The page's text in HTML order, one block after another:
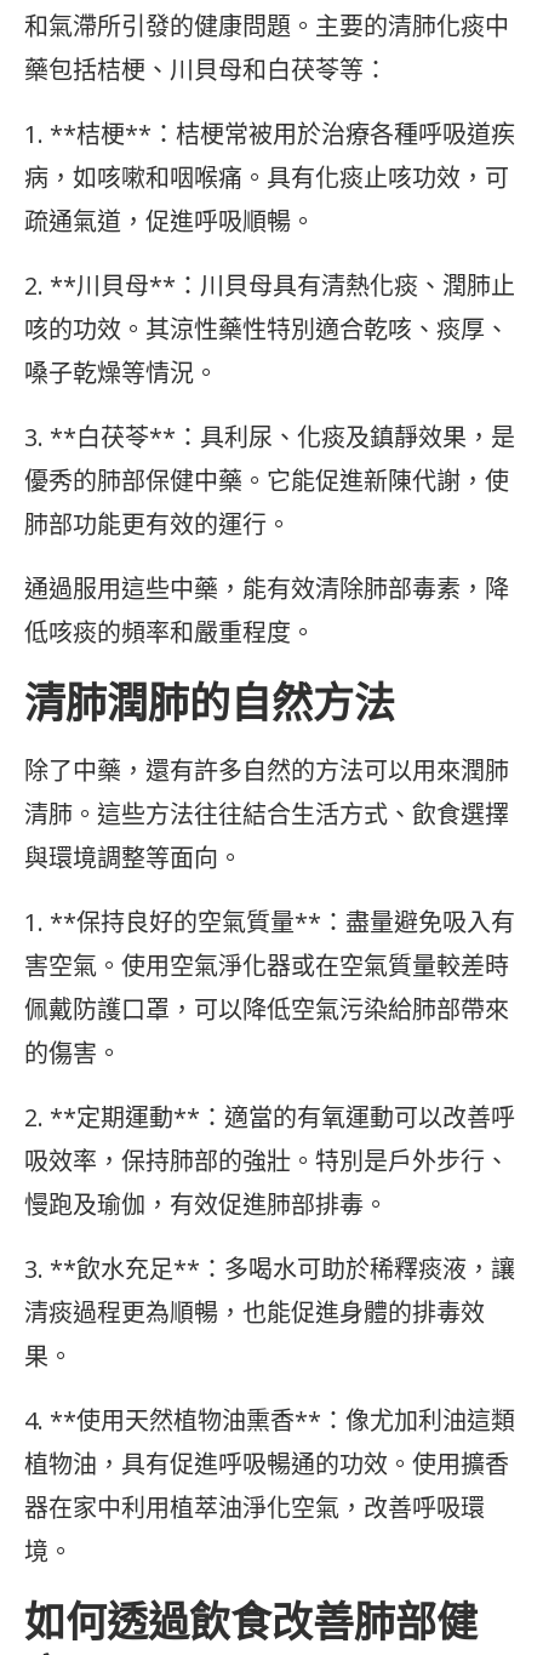
和氣滯所引發的健康問題。主要的清肺化痰中
藥包括桔梗、川貝母和白茯苓等：
1. **桔梗**：桔梗常被用於治療各種呼吸道疾
病，如咳嗽和咽喉痛。具有化痰止咳功效，可
疏通氣道，促進呼吸順暢。
2. **川貝母**：川貝母具有清熱化痰、潤肺止
咳的功效。其涼性藥性特別適合乾咳、痰厚、
嗓子乾燥等情況。
3. **白茯苓**：具利尿、化痰及鎮靜效果，是
優秀的肺部保健中藥。它能促進新陳代謝，使
肺部功能更有效的運行。
通過服用這些中藥，能有效清除肺部毒素，降
低咳痰的頻率和嚴重程度。
清肺潤肺的自然方法
除了中藥，還有許多自然的方法可以用來潤肺
清肺。這些方法往往結合生活方式、飲食選擇
與環境調整等面向。
1. **保持良好的空氣質量**：盡量避免吸入有
害空氣。使用空氣淨化器或在空氣質量較差時
佩戴防護口罩，可以降低空氣污染給肺部帶來
的傷害。
2. **定期運動**：適當的有氧運動可以改善呼
吸效率，保持肺部的強壯。特別是戶外步行、
慢跑及瑜伽，有效促進肺部排毒。
3. **飲水充足**：多喝水可助於稀釋痰液，讓
清痰過程更為順暢，也能促進身體的排毒效
果。
4. **使用天然植物油熏香**：像尤加利油這類
植物油，具有促進呼吸暢通的功效。使用擴香
器在家中利用植萃油淨化空氣，改善呼吸環
境。
如何透過飲食改善肺部健